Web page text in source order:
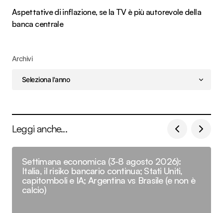
Aspettative di inflazione, se la TV è più autorevole della
banca centrale
Archivi
Leggi anche...
Settimana economica (3-8 agosto 2026):
Italia, il risiko bancario continua; Stati Uniti,
capitomboli e IA; Argentina vs Brasile (e non è
calcio)